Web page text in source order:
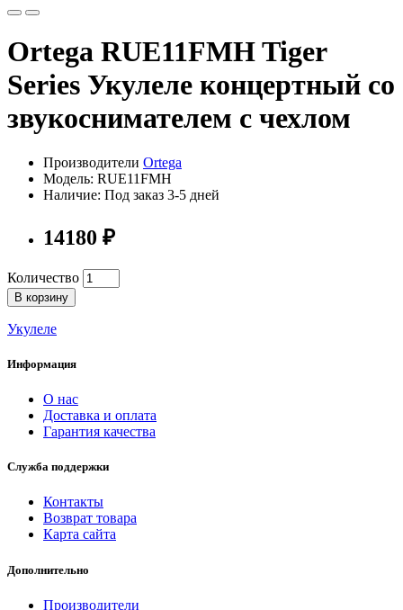
Ortega RUE11FMH Tiger
Series Укулеле концертный со
звукоснимателем с чехлом
Производители Ortega
Модель: RUE11FMH
Наличие: Под заказ 3-5 дней
14180 ₽
Количество
В корзину
Укулеле
Информация
О нас
Доставка и оплата
Гарантия качества
Служба поддержки
Контакты
Возврат товара
Карта сайта
Дополнительно
Производители